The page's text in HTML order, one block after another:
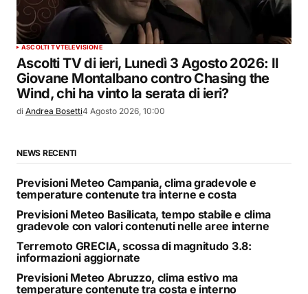
ASCOLTI TVTELEVISIONE
Ascolti TV di ieri, Lunedì 3 Agosto 2026: Il
Giovane Montalbano contro Chasing the
Wind, chi ha vinto la serata di ieri?
di Andrea Bosetti4 Agosto 2026, 10:00
NEWS RECENTI
Previsioni Meteo Campania, clima gradevole e
temperature contenute tra interne e costa
Previsioni Meteo Basilicata, tempo stabile e clima
gradevole con valori contenuti nelle aree interne
Terremoto GRECIA, scossa di magnitudo 3.8:
informazioni aggiornate
Previsioni Meteo Abruzzo, clima estivo ma
temperature contenute tra costa e interno